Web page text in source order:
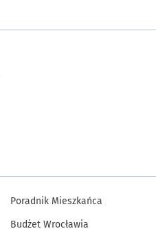
Poradnik Mieszkańca
Budżet Wrocławia